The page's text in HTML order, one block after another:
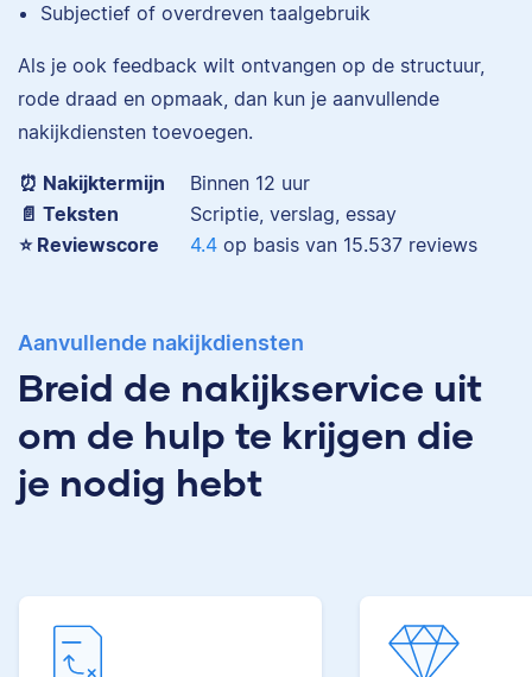
Subjectief of overdreven taalgebruik
Als je ook feedback wilt ontvangen op de structuur,
rode draad en opmaak, dan kun je aanvullende
nakijkdiensten toevoegen.
⏰ Nakijktermijn
Binnen 12 uur
📄 Teksten
Scriptie, verslag, essay
⭐️ Reviewscore
4.4 op basis van 15.537 reviews
Aanvullende nakijkdiensten
Breid de nakijkservice uit
om de hulp te krijgen die
je nodig hebt
werkt als senior editor
bij Scribbr waar ze al
woorden heeft
geredigeerd.
Erica
Erica heeft Nederlands
Psychologie
gestudeerd, heeft als
junior onderzoeker
gewerkt bij Tilburg
Lilianne